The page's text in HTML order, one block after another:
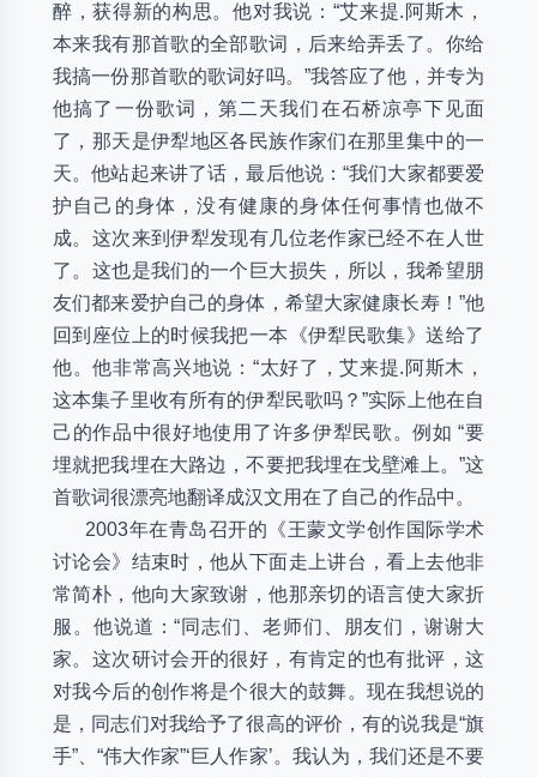
醉，获得新的构思。他对我说：“艾来提.阿斯木，
本来我有那首歌的全部歌词，后来给弄丢了。你给
我搞一份那首歌的歌词好吗。”我答应了他，并专为
他搞了一份歌词，第二天我们在石桥凉亭下见面
了，那天是伊犁地区各民族作家们在那里集中的一
天。他站起来讲了话，最后他说：“我们大家都要爱
护自己的身体，没有健康的身体任何事情也做不
成。这次来到伊犁发现有几位老作家已经不在人世
了。这也是我们的一个巨大损失，所以，我希望朋
友们都来爱护自己的身体，希望大家健康长寿！”他
回到座位上的时候我把一本《伊犁民歌集》送给了
他。他非常高兴地说：“太好了，艾来提.阿斯木，
这本集子里收有所有的伊犁民歌吗？”实际上他在自
己的作品中很好地使用了许多伊犁民歌。例如 “要
埋就把我埋在大路边，不要把我埋在戈壁滩上。”这
首歌词很漂亮地翻译成汉文用在了自己的作品中。
2003年在青岛召开的《王蒙文学创作国际学术
讨论会》结束时，他从下面走上讲台，看上去他非
常简朴，他向大家致谢，他那亲切的语言使大家折
服。他说道：“同志们、老师们、朋友们，谢谢大
家。这次研讨会开的很好，有肯定的也有批评，这
对我今后的创作将是个很大的鼓舞。现在我想说的
是，同志们对我给予了很高的评价，有的说我是“旗
手”、“伟大作家”‘巨人作家’。我认为，我们还是不要